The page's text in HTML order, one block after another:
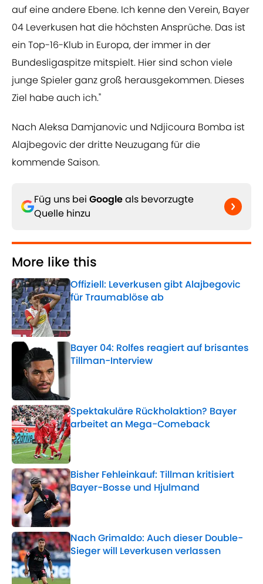
auf eine andere Ebene. Ich kenne den Verein, Bayer
04 Leverkusen hat die höchsten Ansprüche. Das ist
ein Top-16-Klub in Europa, der immer in der
Bundesligaspitze mitspielt. Hier sind schon viele
junge Spieler ganz groß herausgekommen. Dieses
Ziel habe auch ich."
Nach Aleksa Damjanovic und Ndjicoura Bomba ist
Alajbegovic der dritte Neuzugang für die
kommende Saison.
Füg uns bei Googleals bevorzugte
Quelle hinzu
More like this
Offiziell: Leverkusen gibt Alajbegovic
für Traumablöse ab
Published by on Invalid Date
Bayer 04: Rolfes reagiert auf brisantes
Tillman-Interview
Spektakuläre Rückholaktion? Bayer
arbeitet an Mega-Comeback
Published by on Invalid Date
Bisher Fehleinkauf: Tillman kritisiert
Bayer-Bosse und Hjulmand
Published by on Invalid Date
Nach Grimaldo: Auch dieser Double-
Sieger will Leverkusen verlassen
Published by on Invalid Date